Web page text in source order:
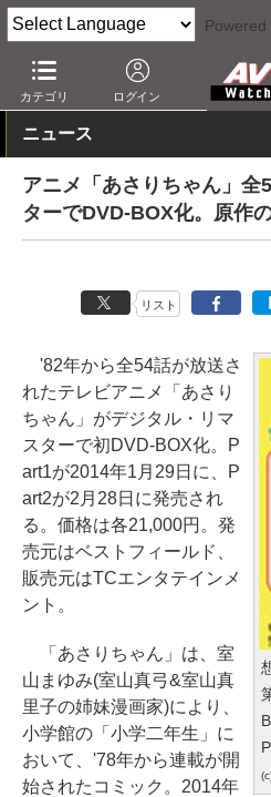
Powered
カテゴリ ログイン
AV Watch コンテンツ・サービス
ニュース
アニメ「あさりちゃん」全
ターでDVD-BOX化。原作
リスト
'82年から全54話が放送さ
れたテレビアニメ「あさり
ちゃん」がデジタル・リマ
スターで初DVD-BOX化。P
art1が2014年1月29日に、P
art2が2月28日に発売され
る。価格は各21,000円。発
売元はベストフィールド、
販売元はTCエンタテインメ
ント。
「あさりちゃん」は、室
山まゆみ(室山真弓&室山真
里子の姉妹漫画家)により、
小学館の「小学二年生」に
おいて、'78年から連載が開
始されたコミック。2014年